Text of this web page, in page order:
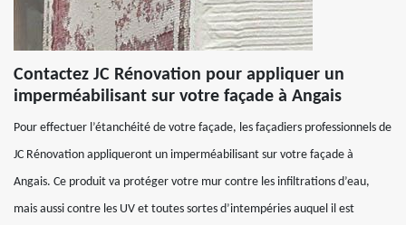
Contactez JC Rénovation pour appliquer un
imperméabilisant sur votre façade à Angais
Pour effectuer l’étanchéité de votre façade, les façadiers professionnels de
JC Rénovation appliqueront un imperméabilisant sur votre façade à
Angais. Ce produit va protéger votre mur contre les infiltrations d’eau,
mais aussi contre les UV et toutes sortes d’intempéries auquel il est